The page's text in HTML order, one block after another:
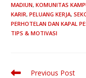
MADIUN, KOMUNITAS
KARIR, PELUANG KERJA,
PERHOTELAN DAN KAPAL
TIPS & MOTIVASI
Previous Post